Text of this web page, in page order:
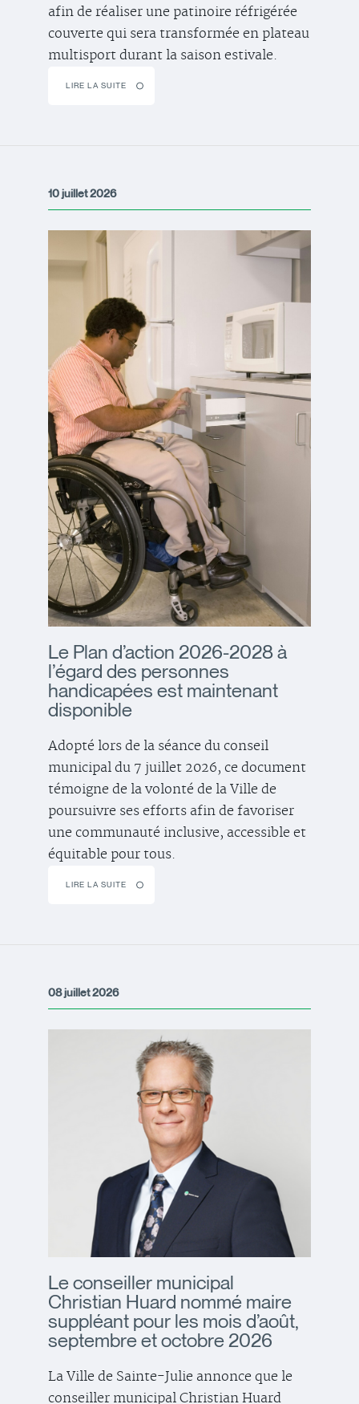
afin de réaliser une patinoire réfrigérée
couverte qui sera transformée en plateau
multisport durant la saison estivale.
LIRE LA SUITE
10 juillet 2026
Le Plan d’action 2026-2028 à
l’égard des personnes
handicapées est maintenant
disponible
Adopté lors de la séance du conseil
municipal du 7 juillet 2026, ce document
témoigne de la volonté de la Ville de
poursuivre ses efforts afin de favoriser
une communauté inclusive, accessible et
équitable pour tous.
LIRE LA SUITE
08 juillet 2026
Le conseiller municipal
Christian Huard nommé maire
suppléant pour les mois d’août,
septembre et octobre 2026
La Ville de Sainte-Julie annonce que le
conseiller municipal Christian Huard